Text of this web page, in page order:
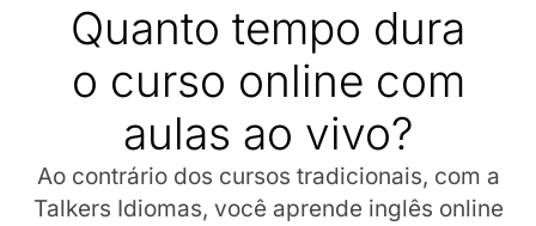
Quanto tempo dura
o curso online com
aulas ao vivo?
Ao contrário dos cursos tradicionais, com a
Talkers Idiomas, você aprende inglês online